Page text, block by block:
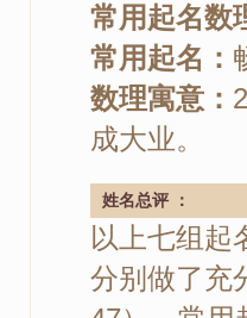
常用起名数
常用起名：
数理寓意：
成大业。
姓名总评 ：
以上七组起
分别做了充